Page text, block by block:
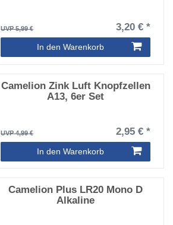
UVP 5,99 € 3,20 € *
In den Warenkorb
Camelion Zink Luft Knopfzellen
A13, 6er Set
UVP 4,99 € 2,95 € *
In den Warenkorb
Camelion Plus LR20 Mono D
Alkaline